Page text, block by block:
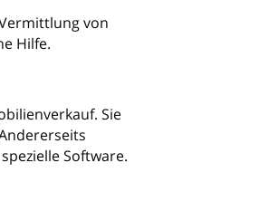
von
Hilfe.
Sie
Software.